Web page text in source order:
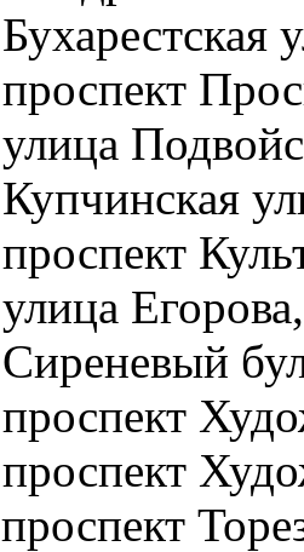
Бухарестская
проспект
улица
Купчинская
проспект
улица
Сиреневый
проспект
проспект
проспект